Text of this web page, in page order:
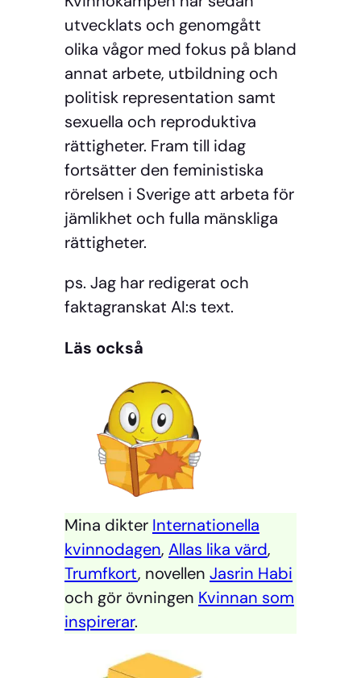
utvecklats och genomgått
olika vågor med fokus på bland
annat arbete, utbildning och
politisk representation samt
sexuella och reproduktiva
rättigheter. Fram till idag
fortsätter den feministiska
rörelsen i Sverige att arbeta för
jämlikhet och fulla mänskliga
rättigheter.
ps. Jag har redigerat och
faktagranskat AI:s text.
Läs också
Mina dikter Internationella
kvinnodagen, Allas lika värd,
Trumfkort, novellen Jasrin Habi
och gör övningen Kvinnan som
inspirerar.